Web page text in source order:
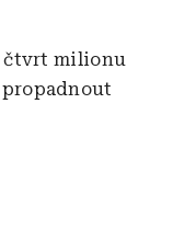
čtvrt milionu
propadnout